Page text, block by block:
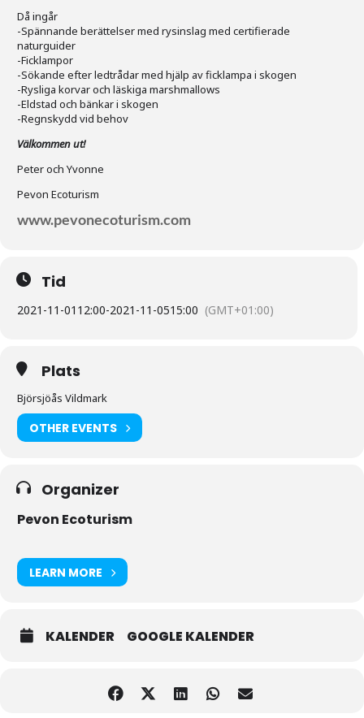
Då ingår
-Spännande berättelser med rysinslag med certifierade
naturguider
-Ficklampor
-Sökande efter ledtrådar med hjälp av ficklampa i skogen
-Rysliga korvar och läskiga marshmallows
-Eldstad och bänkar i skogen
-Regnskydd vid behov
Välkommen ut!
Peter och Yvonne
Pevon Ecoturism
www.pevonecoturism.com
Tid
2021-11-01 12:00-2021-11-0515:00 (GMT+01:00)
Plats
Björsjöås Vildmark
OTHER EVENTS
Organizer
Pevon Ecoturism
LEARN MORE
KALENDER GOOGLE KALENDER